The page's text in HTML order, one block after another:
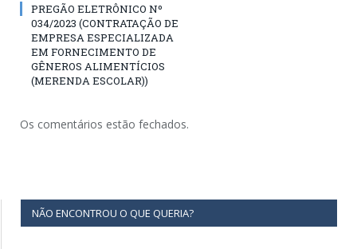
PREGÃO ELETRÔNICO Nº
034/2023 (CONTRATAÇÃO DE
EMPRESA ESPECIALIZADA
EM FORNECIMENTO DE
GÊNEROS ALIMENTÍCIOS
(MERENDA ESCOLAR))
Os comentários estão fechados.
NÃO ENCONTROU O QUE QUERIA?